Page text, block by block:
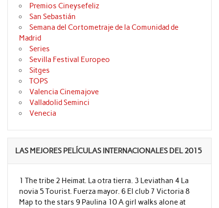
Premios Cineysefeliz
San Sebastián
Semana del Cortometraje de la Comunidad de
Madrid
Series
Sevilla Festival Europeo
Sitges
TOPS
Valencia Cinemajove
Valladolid Seminci
Venecia
LAS MEJORES PELÍCULAS INTERNACIONALES DEL 2015
1 The tribe 2 Heimat. La otra tierra. 3 Leviathan 4 La
novia 5 Tourist. Fuerza mayor. 6 El club 7 Victoria 8
Map to the stars 9 Paulina 10 A girl walks alone at